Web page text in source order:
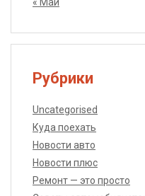
« Май
Рубрики
Uncategorised
Куда поехать
Новости авто
Новости плюс
Ремонт — это просто